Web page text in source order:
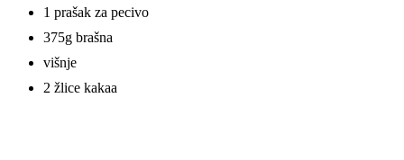
1 prašak za pecivo
375g brašna
višnje
2 žlice kakaa